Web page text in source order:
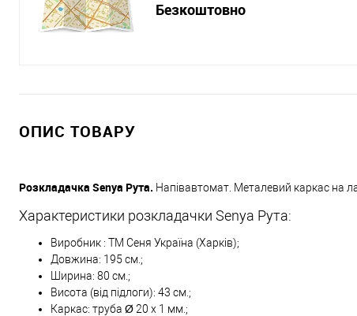
Безкоштовно
ОПИС ТОВАРУ
Розкладачка Senya Рута. Напівавтомат. Металевий каркас на
Характеристики розкладачки Senya Рута:
Виробник : ТМ Сеня Україна (Харків);
Довжина: 195 см.;
Ширина: 80 см.;
Висота (від підлоги): 43 см.;
Каркас: труба Ø 20 х 1 мм.;